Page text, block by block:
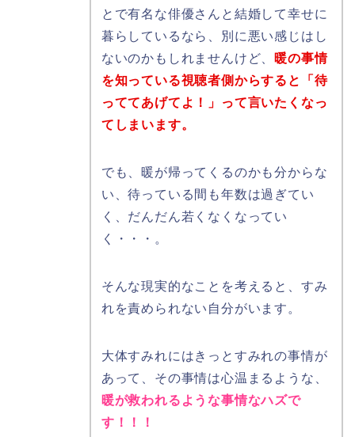
とで有名な俳優さんと結婚して幸せに
暮らしているなら、別に悪い感じはし
ないのかもしれませんけど、暖の事情
を知っている視聴者側からすると「待
っててあげてよ！」って言いたくなっ
てしまいます。
でも、暖が帰ってくるのかも分からな
い、待っている間も年数は過ぎてい
く、だんだん若くなくなってい
く・・・。
そんな現実的なことを考えると、すみ
れを責められない自分がいます。
大体すみれにはきっとすみれの事情が
あって、その事情は心温まるような、
暖が救われるような事情なハズで
す！！！